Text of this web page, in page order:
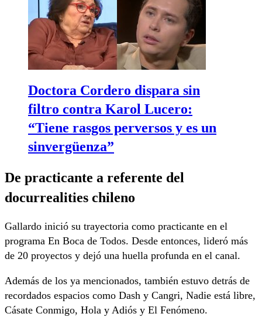
Doctora Cordero dispara sin
filtro contra Karol Lucero:
“Tiene rasgos perversos y es un
sinvergüenza”
De practicante a referente del
docurrealities chileno
Gallardo inició su trayectoria como practicante en el
programa En Boca de Todos. Desde entonces, lideró más
de 20 proyectos y dejó una huella profunda en el canal.
Además de los ya mencionados, también estuvo detrás de
recordados espacios como Dash y Cangri, Nadie está libre,
Cásate Conmigo, Hola y Adiós y El Fenómeno.